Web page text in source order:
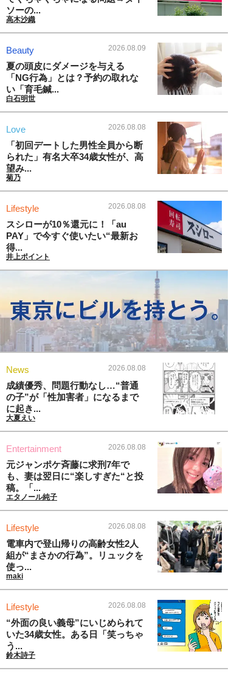
ソーの...
高木沙織
Beauty 2026.08.09
夏の頭皮にダメージを与える
「NG行為」とは？予約の取れな
い「育毛鍼...
白石明世
Love 2026.08.08
「初回デートした男性全員から断
られた」有名大卒34歳女性が、高
望み...
菊乃
Lifestyle 2026.08.08
スシローが10％還元に！「au
PAY」で今すぐ使いたい“最新お
得...
井上ポイント
News 2026.08.08
成績優秀、問題行動なし…“普通
の子”が「性加害者」になるまで
に起き...
大夏えい
Entertainment 2026.08.08
元ジャンポケ斉藤に求刑7年で
も、妻は翌日に“楽しすぎた“と投
稿。「...
エタノール純子
Lifestyle 2026.08.08
電車内で登山帰りの高齢女性2人
組が“まさかの行為”。リュックを
使っ...
maki
Lifestyle 2026.08.08
“外面の良い義母”にいじめられて
いた34歳女性。ある日「笑っちゃ
う...
鈴木詩子